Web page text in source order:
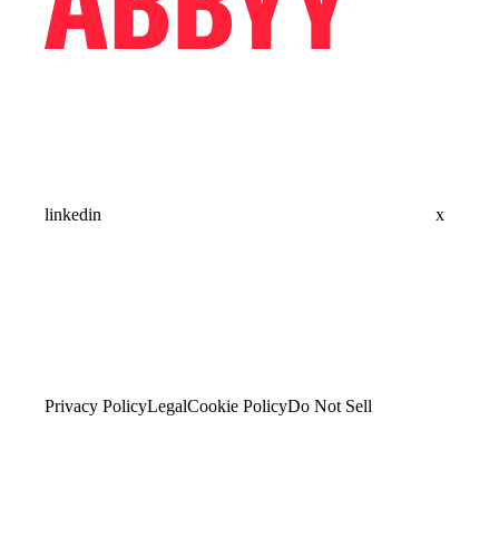
linkedin x
Privacy PolicyLegalCookie PolicyDo Not Sell